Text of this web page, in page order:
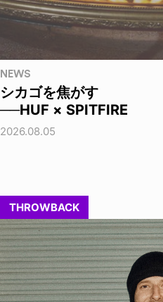
NEWS
シカゴを焦がす
──HUF × SPITFIRE
2026.08.05
THROWBACK